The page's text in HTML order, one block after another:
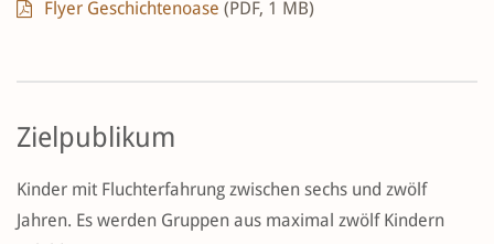
Flyer Geschichtenoase (PDF, 1 MB)
Zielpublikum
Kinder mit Fluchterfahrung zwischen sechs und zwölf
Jahren. Es werden Gruppen aus maximal zwölf Kindern